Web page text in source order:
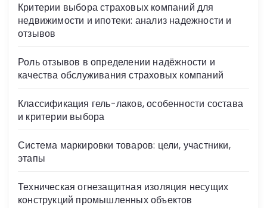
Критерии выбора страховых компаний для
недвижимости и ипотеки: анализ надежности и
отзывов
Роль отзывов в определении надёжности и
качества обслуживания страховых компаний
Классификация гель-лаков, особенности состава
и критерии выбора
Система маркировки товаров: цели, участники,
этапы
Техническая огнезащитная изоляция несущих
конструкций промышленных объектов